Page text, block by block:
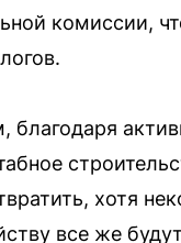
комиссии,
благодаря
хотя
все же